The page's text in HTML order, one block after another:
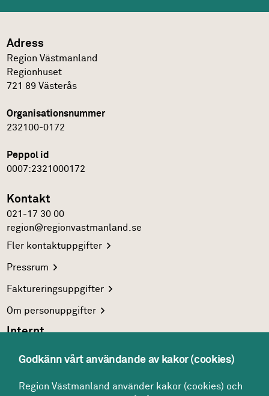
Adress
Region Västmanland
Regionhuset
721 89 Västerås
Organisationsnummer
232100-0172
Peppol id
0007:2321000172
Kontakt
021-17 30 00
region@regionvastmanland.se
Flerkontaktuppgifter
Pressrum
Faktureringsuppgifter
Om personuppgifter
Internt
Internasystem
Godkänn vårt användande av kakor (cookies)
Region Västmanland använder kakor (cookies) och